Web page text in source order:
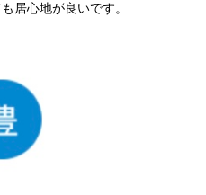
居心地が良いです。